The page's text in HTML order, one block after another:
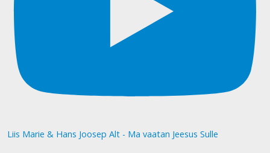
Liis Marie & Hans Joosep Alt - Ma vaatan Jeesus Sulle